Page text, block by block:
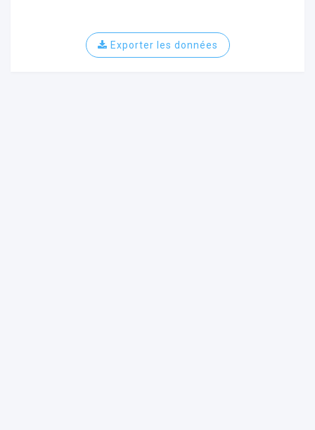
Exporter les données